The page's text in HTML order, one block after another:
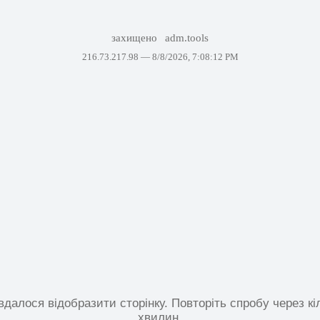
захищено adm.tools
216.73.217.98 — 8/8/2026, 7:08:12 PM
відобразити сторінку. Повторіть спробу через